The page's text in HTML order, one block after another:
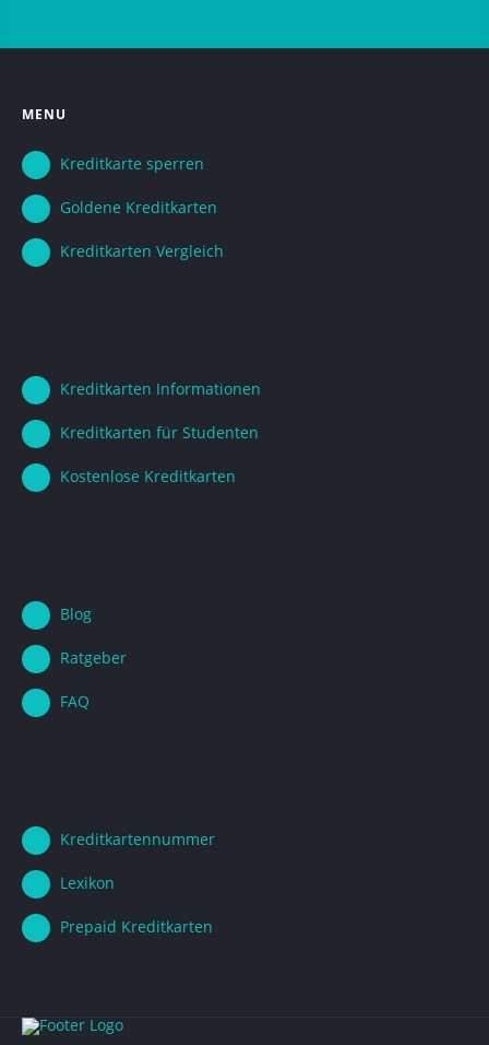
MENU
Kreditkarte sperren
Goldene Kreditkarten
Kreditkarten Vergleich
Kreditkarten Informationen
Kreditkarten für Studenten
Kostenlose Kreditkarten
Blog
Ratgeber
FAQ
Kreditkartennummer
Lexikon
Prepaid Kreditkarten